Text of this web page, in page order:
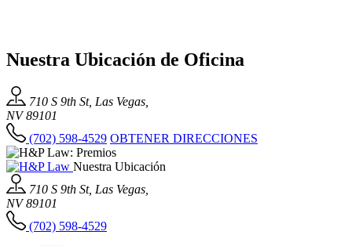
Nuestra Ubicación de Oficina
710 S 9th St, Las Vegas,
NV 89101
(702) 598-4529 OBTENER DIRECCIONES
Nuestra Ubicación
710 S 9th St, Las Vegas,
NV 89101
(702) 598-4529